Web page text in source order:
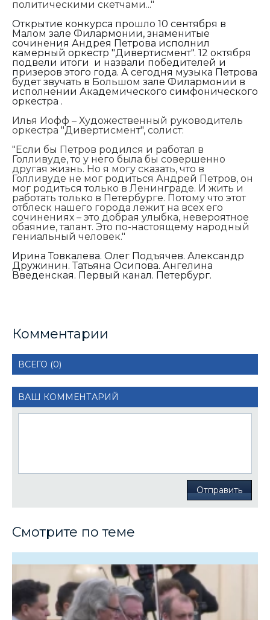
политическими скетчами..."
Открытие конкурса прошло 10 сентября в
Малом зале Филармонии, знаменитые
сочинения Андрея Петрова исполнил
камерный оркестр "Дивертисмент". 12 октября
подвели итоги и назвали победителей и
призеров этого года. А сегодня музыка Петрова
будет звучать в Большом зале Филармонии в
исполнении Академического симфонического
оркестра .
Илья Иофф – Художественный руководитель
оркестра "Дивертисмент", солист:
"Если бы Петров родился и работал в
Голливуде, то у него была бы совершенно
другая жизнь. Но я могу сказать, что в
Голливуде не мог родиться Андрей Петров, он
мог родиться только в Ленинграде. И жить и
работать только в Петербурге. Потому что этот
отблеск нашего города лежит на всех его
сочинениях – это добрая улыбка, невероятное
обаяние, талант. Это по-настоящему народный
гениальный человек."
Ирина Товкалева. Олег Подъячев. Александр
Дружинин. Татьяна Осипова. Ангелина
Введенская. Первый канал. Петербург.
Комментарии
ВСЕГО (0)
ВАШ КОММЕНТАРИЙ
Отправить
Смотрите по теме